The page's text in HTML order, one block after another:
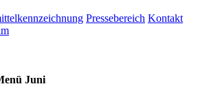
Pressebereich Kontakt
Juni